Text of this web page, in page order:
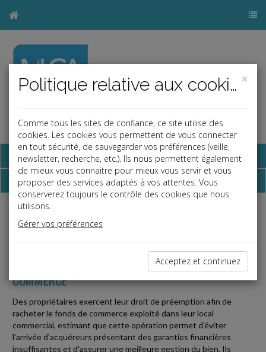
a
Base documentaire
Dépêches
Fiscal TPE
Date: 2026-05-29
REVENUS FONCIERS ET RACHAT DE FONDS DE
COMMERCE
Des propriétaires exercent leur droit de préemption afin de
racheter le fonds de commerce exploité dans leur local
commercial, estimant que cette opération permet d'éviter
l'arrivée d'acquéreurs présentant des garanties financières
insuffisantes et d'assurer une meilleure gestion du bien. Ils
×
Politique relative aux cookies
Comme tous les sites de confiance, ce site utilise des
cookies. Les cookies vous permettent de vous connecter
en tout sécurité, de sauvegarder vos préférences (veille,
newsletter, recherche, etc.). Ils nous permettent également
de mieux vous connaitre pour mieux vous servir et vous
proposer des services adaptés à vos attentes. Vous
conserverez toujours le contrôle des cookies que nous
utilisons.
Gérer vos préférences
Acceptez et continuez